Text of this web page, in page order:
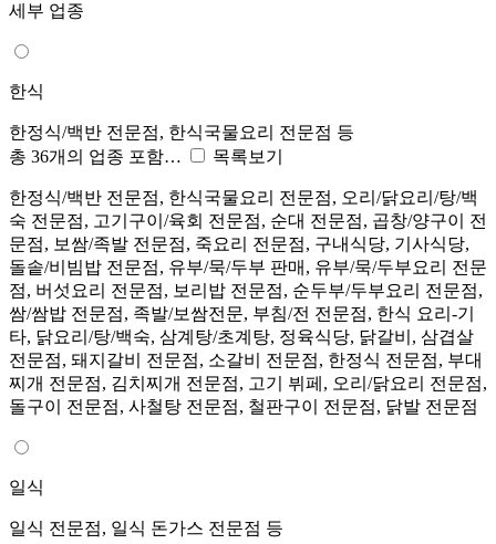
세부 업종
한식
한정식/백반 전문점, 한식국물요리 전문점 등
총 36개의 업종 포함…
목록보기
한정식/백반 전문점, 한식국물요리 전문점, 오리/닭요리/탕/백
숙 전문점, 고기구이/육회 전문점, 순대 전문점, 곱창/양구이 전
문점, 보쌈/족발 전문점, 죽요리 전문점, 구내식당, 기사식당,
돌솥/비빔밥 전문점, 유부/묵/두부 판매, 유부/묵/두부요리 전문
점, 버섯요리 전문점, 보리밥 전문점, 순두부/두부요리 전문점,
쌈/쌈밥 전문점, 족발/보쌈전문, 부침/전 전문점, 한식 요리-기
타, 닭요리/탕/백숙, 삼계탕/초계탕, 정육식당, 닭갈비, 삼겹살
전문점, 돼지갈비 전문점, 소갈비 전문점, 한정식 전문점, 부대
찌개 전문점, 김치찌개 전문점, 고기 뷔페, 오리/닭요리 전문점,
돌구이 전문점, 사철탕 전문점, 철판구이 전문점, 닭발 전문점
일식
일식 전문점, 일식 돈가스 전문점 등